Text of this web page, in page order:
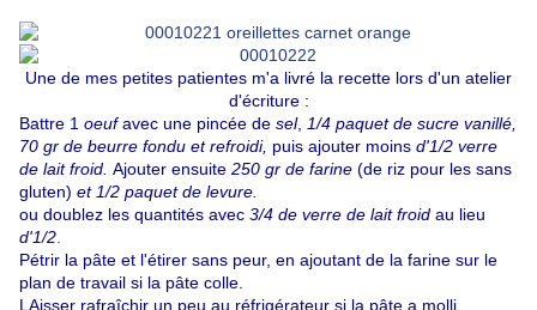
Une de mes petites patientes m'a livré la recette lors d'un atelier
d'écriture :
Battre 1 oeufavec une pincée de sel, 1/4 paquet de sucre vanillé,
70 gr de beurre fondu et refroidi, puis ajouter moins d'1/2 verre
de lait froid. Ajouter ensuite 250 gr de farine (de riz pour les sans
gluten) et 1/2 paquet de levure.
ou doublez les quantités avec 3/4 de verre de lait froid au lieu
d'1/2
Pétrir la pâte et l'étirer sans peur, en ajoutant de la farine sur le
plan de travail si la pâte colle.
LAisser rafraîchir un peu au réfrigérateur si la pâte a molli.